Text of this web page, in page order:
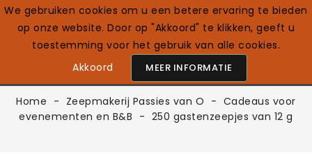
We gebruiken cookies om u een betere ervaring te bieden
op onze website. Door op "Akkoord" te klikken, geeft u
toestemming voor het gebruik van alle cookies.
Akkoord
MEER INFORMATIE
Nederlands 
Home Zeepmakerij Passies van O
Cadeaus voor
evenementen en B&B
250 gastenzeepjes van 12 g